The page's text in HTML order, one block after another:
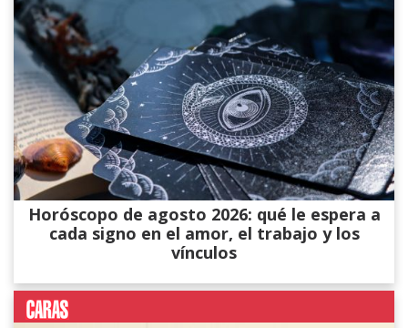
Horóscopo de agosto 2026: qué le espera a
cada signo en el amor, el trabajo y los
vínculos